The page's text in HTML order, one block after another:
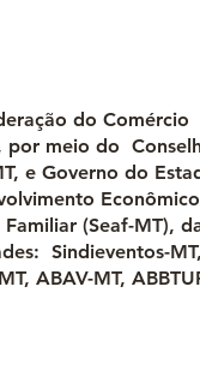
do Comércio
por meio do
e Governo do
(Seaf-MT),
Sindieventos-MT,
ABAV-MT,